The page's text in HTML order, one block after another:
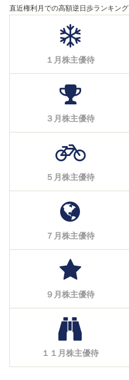
直近権利月での高額逆日歩ランキング
１月株主優待
３月株主優待
５月株主優待
７月株主優待
９月株主優待
１１月株主優待